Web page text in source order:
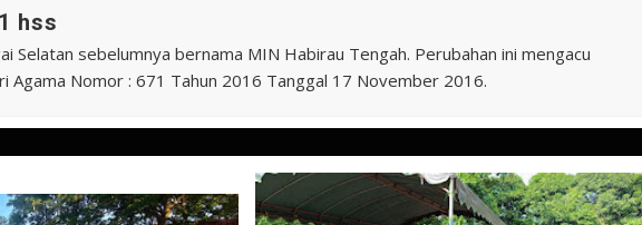
hss
Selatan sebelumnya bernama MIN Habirau Tengah. Perubahan ini mengacu
Agama Nomor : 671 Tahun 2016 Tanggal 17 November 2016.